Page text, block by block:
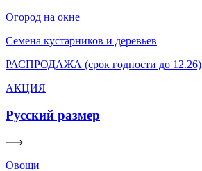
Огород на окне
Семена кустарников и деревьев
РАСПРОДАЖА (срок годности до 12.26)
АКЦИЯ
Русский размер
Овощи